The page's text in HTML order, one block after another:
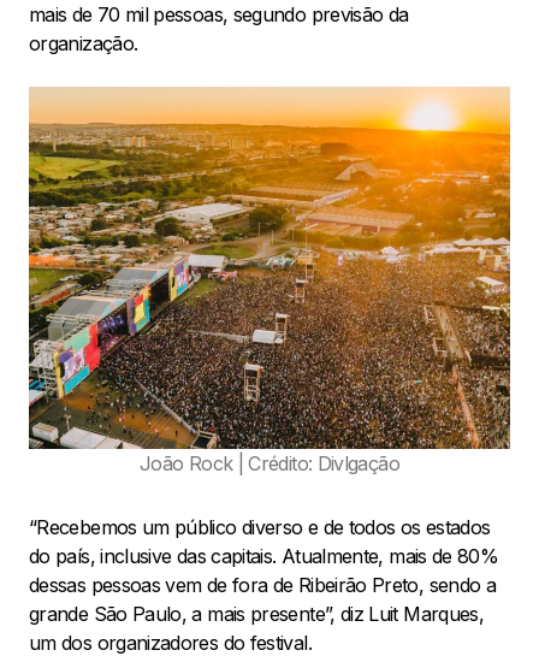
mais de 70 mil pessoas, segundo previsão da
organização.
João Rock | Crédito: Divlgação
“Recebemos um público diverso e de todos os estados
do país, inclusive das capitais. Atualmente, mais de 80%
dessas pessoas vem de fora de Ribeirão Preto, sendo a
grande São Paulo, a mais presente”, diz Luit Marques,
um dos organizadores do festival.